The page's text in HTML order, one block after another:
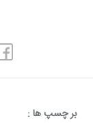
بر چسپ ها :